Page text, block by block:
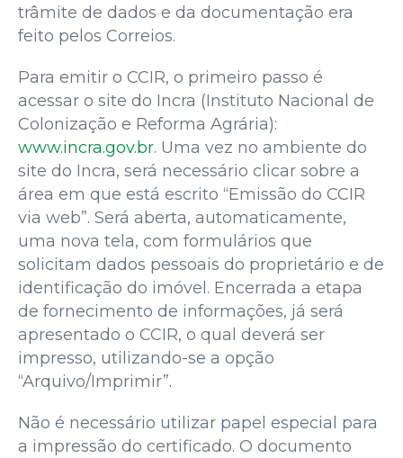
trâmite de dados e da documentação era
feito pelos Correios.
Para emitir o CCIR, o primeiro passo é
acessar o site do Incra (Instituto Nacional de
Colonização e Reforma Agrária):
www.incra.gov.br. Uma vez no ambiente do
site do Incra, será necessário clicar sobre a
área em que está escrito “Emissão do CCIR
via web”. Será aberta, automaticamente,
uma nova tela, com formulários que
solicitam dados pessoais do proprietário e de
identificação do imóvel. Encerrada a etapa
de fornecimento de informações, já será
apresentado o CCIR, o qual deverá ser
impresso, utilizando-se a opção
“Arquivo/Imprimir”.
Não é necessário utilizar papel especial para
a impressão do certificado. O documento